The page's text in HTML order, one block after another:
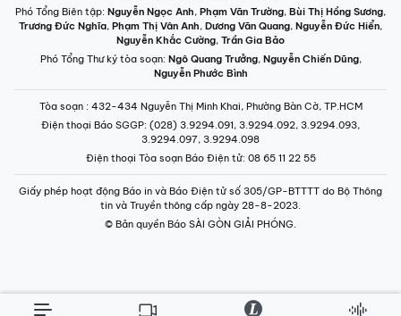
Phó Tổng Biên tập: Nguyễn Ngọc Anh, Phạm Văn Trường, Bùi Thị Hồng Sương,
Trương Đức Nghĩa, Phạm Thị Vân Anh, Dương Văn Quang, Nguyễn Đức Hiển,
Nguyễn Khắc Cường, Trần Gia Bảo
Phó Tổng Thư ký tòa soạn: Ngô Quang Trưởng, Nguyễn Chiến Dũng,
Nguyễn Phước Bình
Tòa soạn : 432-434 Nguyễn Thị Minh Khai, Phường Bàn Cờ, TP.HCM
Điện thoại Báo SGGP: (028) 3.9294.091, 3.9294.092, 3.9294.093,
3.9294.097, 3.9294.098
Điện thoại Tòa soạn Báo Điện tử: 08 65 11 22 55
Giấy phép hoạt động Báo in và Báo Điện tử số 305/GP-BTTTT do Bộ Thông
tin và Truyền thông cấp ngày 28-8-2023.
© Bản quyền Báo SÀI GÒN GIẢI PHÓNG.